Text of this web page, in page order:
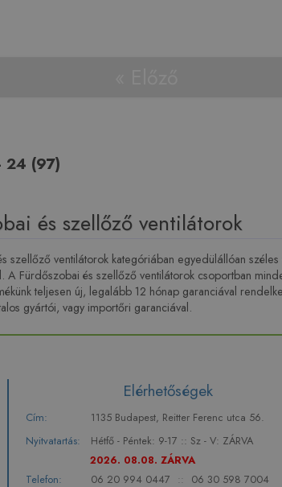
24 (97)
és szellőző ventilátorok
szellőző ventilátorok kategóriában egyedülállóan
A Fürdőszobai és szellőző ventilátorok csoportban
teljesen új, legalább 12 hónap garanciával
gyártói, vagy importőri garanciával.
Elérhetőségek
Cím:
1135 Budapest, Reitter Ferenc utca 56.
Nyitvatartás:
Hétfő - Péntek: 9-17 :: Sz - V: ZÁRVA
2026. 08.08. ZÁRVA
Telefon:
06 20 994 0447 :: 06 30 598 7004